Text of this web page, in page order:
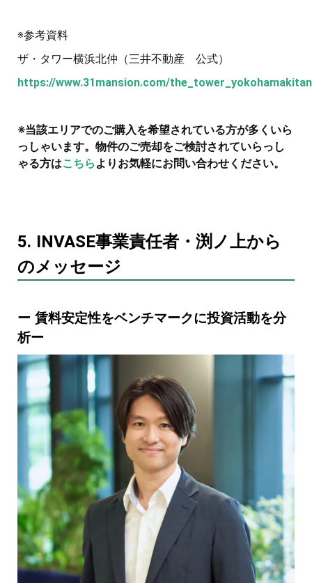
※参考資料
ザ・タワー横浜北仲（三井不動産 公式）
https://www.31mansion.com/
※当該エリアでのご購入を希望されている方が多くいら
っしゃいます。物件のご売却をご検討されていらっし
ゃる方はこちら よりお気軽にお問い合わせください。
5. INVASE事業責任者・渕ノ上から
のメッセージ
ー 賃料安定性をベンチマークに投資活動を分
析ー